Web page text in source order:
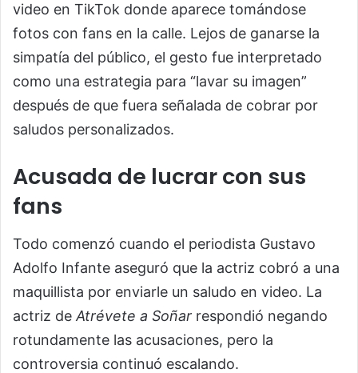
video en TikTok donde aparece tomándose
fotos con fans en la calle. Lejos de ganarse la
simpatía del público, el gesto fue interpretado
como una estrategia para “lavar su imagen”
después de que fuera señalada de cobrar por
saludos personalizados.
Acusada de lucrar con sus
fans
Todo comenzó cuando el periodista Gustavo
Adolfo Infante aseguró que la actriz cobró a una
maquillista por enviarle un saludo en video. La
actriz de Atrévete a Soñar respondió negando
rotundamente las acusaciones, pero la
controversia continuó escalando.